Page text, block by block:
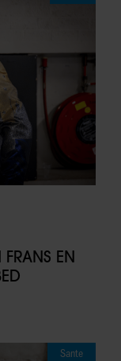
FRANS EN
Sante